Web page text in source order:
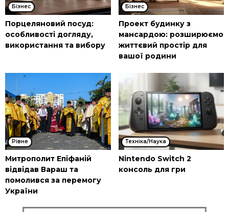
Бізнес
Порцеляновий посуд:
особливості догляду,
використання та вибору
Бізнес
Проект будинку з
мансардою: розширюємо
життєвий простір для
вашої родини
Рівне
Митрополит Епіфаній
відвідав Вараш та
помолився за перемогу
України
Техніка/Наука
Nintendo Switch 2
консоль для гри